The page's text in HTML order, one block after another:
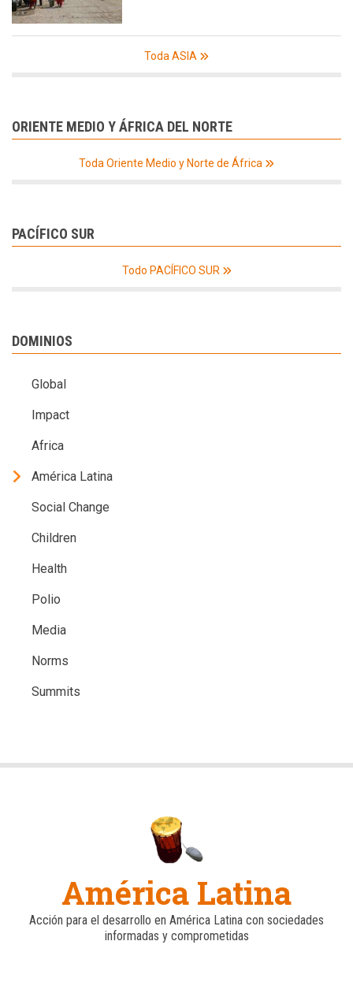
Toda ASIA
ORIENTE MEDIO Y ÁFRICA DEL NORTE
Toda Oriente Medio y Norte de África
PACÍFICO SUR
Todo PACÍFICO SUR
DOMINIOS
Global
Impact
Africa
América Latina
Social Change
Children
Health
Polio
Media
Norms
Summits
América Latina
Acción para el desarrollo en América Latina con sociedades
informadas y comprometidas